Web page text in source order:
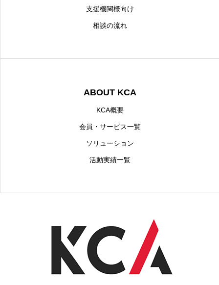
支援機関様向け
相談の流れ
ABOUT KCA
KCA概要
会員・サービス一覧
ソリューション
活動実績一覧